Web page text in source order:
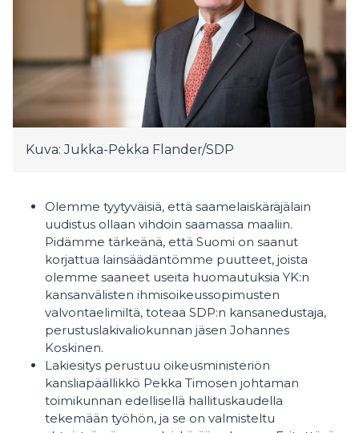
Kuva: Jukka-Pekka Flander/SDP
Olemme tyytyväisiä, että saamelaiskäräjälain
uudistus ollaan vihdoin saamassa maaliin.
Pidämme tärkeänä, että Suomi on saanut
korjattua lainsäädäntömme puutteet, joista
olemme saaneet useita huomautuksia YK:n
kansanvälisten ihmisoikeussopimusten
valvontaelimiltä, toteaa SDP:n kansanedustaja,
perustuslakivaliokunnan jäsen Johannes
Koskinen.
Lakiesitys perustuu oikeusministeriön
kansliapäällikkö Pekka Timosen johtaman
toimikunnan edellisellä hallituskaudella
tekemään työhön, ja se on valmisteltu